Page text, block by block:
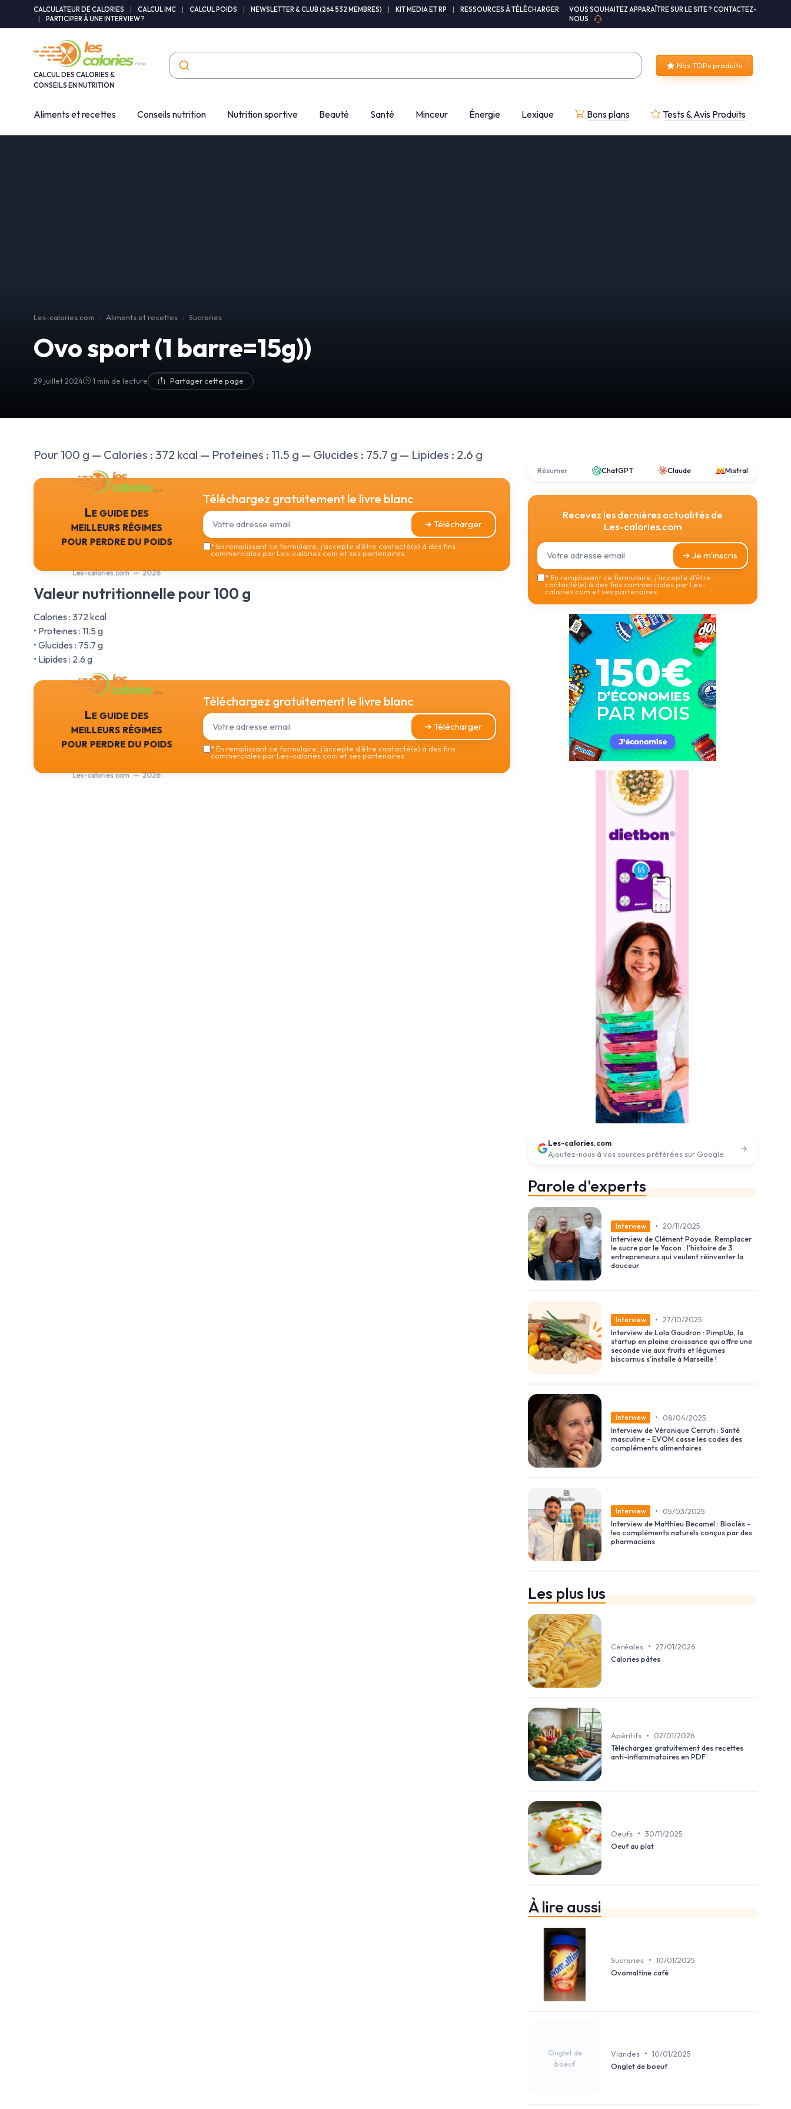
CALCULATEUR DE CALORIES CALCUL IMC CALCUL POIDS NEWSLETTER & CLUB (264 532 MEMBRES) KIT MEDIA ET RP
RESSOURCES À TÉLÉCHARGER
PARTICIPER À UNE INTERVIEW ?
VOUS SOUHAITEZ APPARAÎTRE SUR LE SITE ? CONTACTEZ-
NOUS
CALCUL DES CALORIES &
CONSEILS EN NUTRITION
Nos TOPs produits
Aliments et recettes Conseils nutrition Nutrition sportive Beauté Santé Minceur Énergie Lexique Bons plans Tests & Avis Produits
Les-calories.com Aliments et recettes Sucreries
Ovo sport (1 barre=15g))
29 juillet 2024 1 min de lecture Partager cette page
Pour 100 g — Calories : 372 kcal — Proteines : 11.5 g — Glucides : 75.7 g — Lipides : 2.6 g
Le guide des
meilleurs régimes
pour perdre du poids
Les-calories.com — 2026
Téléchargez gratuitement le livre blanc
➔ Télécharger
*En remplissant ce formulaire, j’accepte d’être contacté(e) à des fins
commerciales par Les-calories.com et ses partenaires.
Valeur nutritionnelle pour 100 g
Calories : 372 kcal
• Proteines : 11.5 g
• Glucides : 75.7 g
• Lipides : 2.6 g
Le guide des
meilleurs régimes
pour perdre du poids
Les-calories.com — 2026
Téléchargez gratuitement le livre blanc
➔ Télécharger
*En remplissant ce formulaire, j’accepte d’être contacté(e) à des fins
commerciales par Les-calories.com et ses partenaires.
Résumer ChatGPT Claude Mistral
Recevez les dernières actualités de
Les-calories.com
➔ Je m'inscris
*En remplissant ce formulaire, j’accepte d’être
contacté(e) à des fins commerciales par Les-
calories.com et ses partenaires.
Les-calories.com
Ajoutez-nous à vos sources préférées sur Google
Parole d'experts
Interview • 20/11/2025
Interview de Clément Poyade. Remplacer
le sucre par le Yacon : l’histoire de 3
entrepreneurs qui veulent réinventer la
douceur
Interview • 27/10/2025
Interview de Lola Gaudron : PimpUp, la
startup en pleine croissance qui offre une
seconde vie aux fruits et légumes
biscornus s’installe à Marseille !
Interview •
08/04/2025
Interview de Véronique Cerruti : Santé
masculine - EVOM casse les codes des
compléments alimentaires
Interview •
05/03/2025
Interview de Matthieu Becamel : Bioclès -
les compléments naturels conçus par des
pharmaciens
Les plus lus
Céréales • 27/01/2026
Calories pâtes
Apéritifs •
02/01/2026
Téléchargez gratuitement des recettes
anti-inflammatoires en PDF
Oeufs • 30/11/2025
Oeuf au plat
À lire aussi
Sucreries • 10/01/2025
Ovomaltine café
Onglet de
boeuf
Viandes • 10/01/2025
Onglet de boeuf
Panneau de gestion des cookies